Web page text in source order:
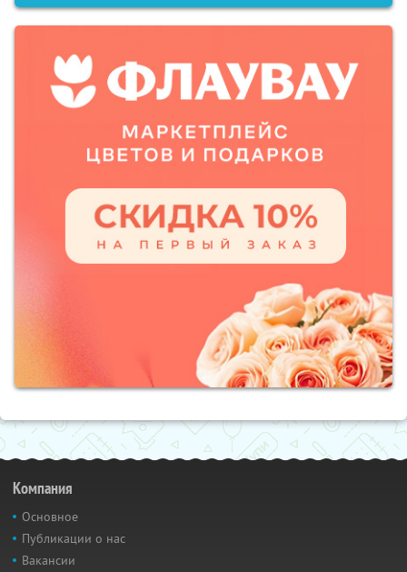
Компания
Основное
Публикации о нас
Вакансии